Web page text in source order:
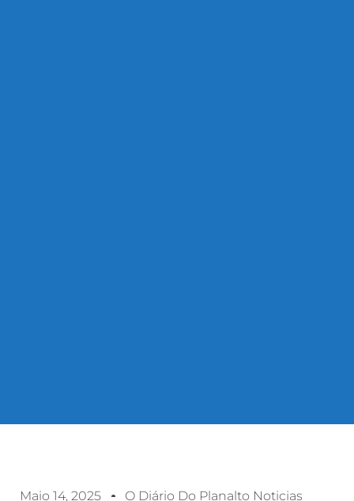
Maio 14, 2025 O Diário Do Planalto Noticias